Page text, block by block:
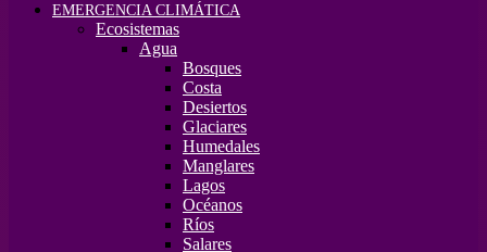
EMERGENCIA CLIMÁTICA
Ecosistemas
Agua
Bosques
Costa
Desiertos
Glaciares
Humedales
Manglares
Lagos
Océanos
Ríos
Salares